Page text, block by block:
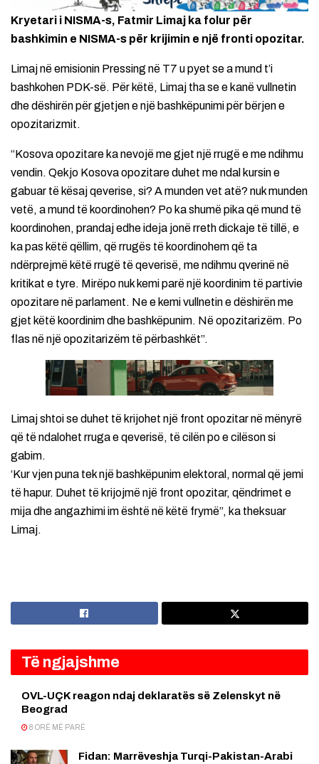
Kryetari i NISMA-s, Fatmir Limaj ka folur për
bashkimin e NISMA-s për krijimin e një fronti opozitar.
Limaj në emisionin Pressing në T7 u pyet se a mund t’i
bashkohen PDK-së. Për këtë, Limaj tha se e kanë vullnetin
dhe dëshirën për gjetjen e një bashkëpunimi për bërjen e
opozitarizmit.
“Kosova opozitare ka nevojë me gjet një rrugë e me ndihmu
vendin. Qekjo Kosova opozitare duhet me ndal kursin e
gabuar të kësaj qeverise, si? A munden vet atë? nuk munden
vetë, a mund të koordinohen? Po ka shumë pika që mund të
koordinohen, prandaj edhe ideja jonë rreth dickaje të tillë, e
ka pas këtë qëllim, që rrugës të koordinohem që ta
ndërprejmë këtë rrugë të qeverisë, me ndihmu qverinë në
kritikat e tyre. Mirëpo nuk kemi parë një koordinim të partivie
opozitare në parlament. Ne e kemi vullnetin e dëshirën me
gjet këtë koordinim dhe bashkëpunim. Në opozitarizëm. Po
flas në një opozitarizëm të përbashkët”.
Limaj shtoi se duhet të krijohet një front opozitar në mënyrë
që të ndalohet rruga e qeverisë, të cilën po e cilëson si
gabim.
‘Kur vjen puna tek një bashkëpunim elektoral, normal që jemi
të hapur. Duhet të krijojmë një front opozitar, qëndrimet e
mija dhe angazhimi im është në këtë frymë”, ka theksuar
Limaj.
Të ngjajshme
OVL-UÇK reagon ndaj deklaratës së Zelenskyt në
Beograd
8 ORË MË PARË
Fidan: Marrëveshja Turqi-Pakistan-Arabi